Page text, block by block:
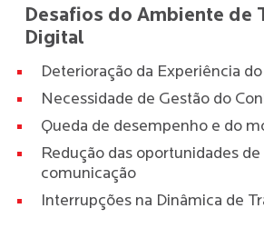
Desafios do Ambiente de
Digital
Deterioração da Experiência
Necessidade de Gestão do
Queda de desempenho e do
Redução das oportunidades
comunicação
Interrupções na Dinâmica de